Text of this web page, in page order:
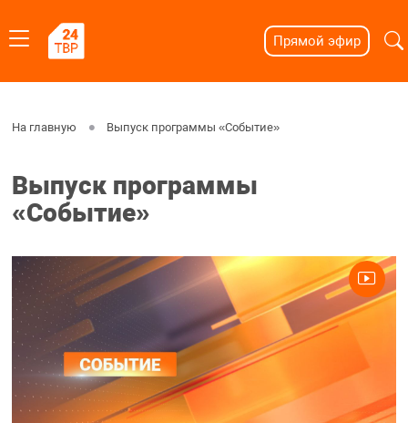
Прямой эфир
На главную Выпуск программы «Событие»
Выпуск программы
«Событие»